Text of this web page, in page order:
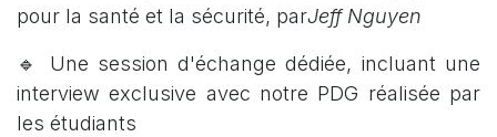
pour la santé et la sécurité, parJeff Nguyen
🔹 Une session d'échange dédiée, incluant une
interview exclusive avec notre PDG réalisée par
les étudiants